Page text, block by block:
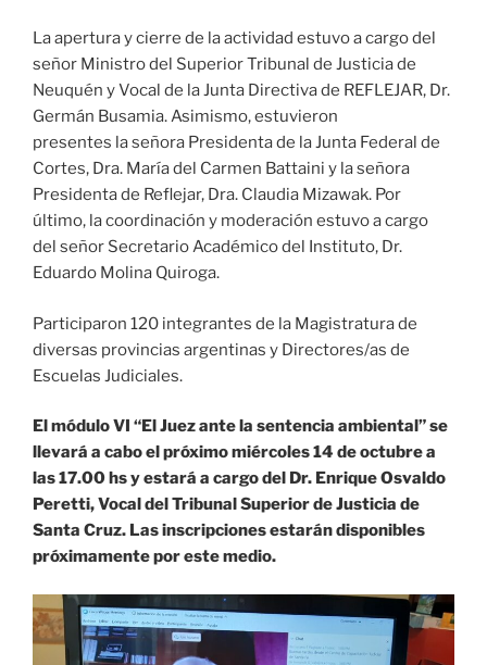
La apertura y cierre de la actividad estuvo a cargo del
señor Ministro del Superior Tribunal de Justicia de
Neuquén y Vocal de la Junta Directiva de REFLEJAR, Dr.
Germán Busamia. Asimismo, estuvieron
presentes la señora Presidenta de la Junta Federal de
Cortes, Dra. María del Carmen Battaini y la señora
Presidenta de Reflejar, Dra. Claudia Mizawak. Por
último, la coordinación y moderación estuvo a cargo
del señor Secretario Académico del Instituto, Dr.
Eduardo Molina Quiroga.
Participaron 120 integrantes de la Magistratura de
diversas provincias argentinas y Directores/as de
Escuelas Judiciales.
El módulo VI “El Juez ante la sentencia ambiental” se
llevará a cabo el próximo miércoles 14 de octubre a
las 17.00 hs y estará a cargo del Dr. Enrique Osvaldo
Peretti, Vocal del Tribunal Superior de Justicia de
Santa Cruz. Las inscripciones estarán disponibles
próximamente por este medio.